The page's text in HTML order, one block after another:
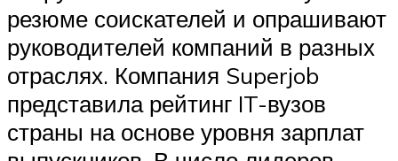
резюме соискателей и опрашивают
руководителей компаний в разных
отраслях. Компания Superjob
представила рейтинг IT-вузов
страны на основе уровня зарплат